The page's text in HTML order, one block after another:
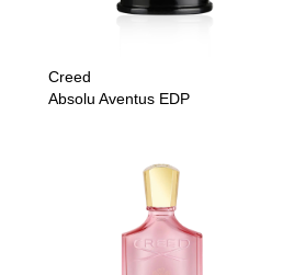
Creed
Absolu Aventus EDP